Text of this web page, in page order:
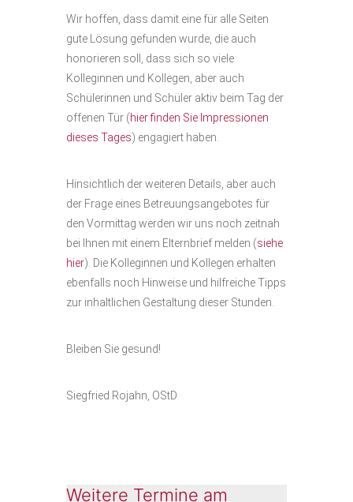
Wir hoffen, dass damit eine für alle Seiten
gute Lösung gefunden wurde, die auch
honorieren soll, dass sich so viele
Kolleginnen und Kollegen, aber auch
Schülerinnen und Schüler aktiv beim Tag der
offenen Tür (hier finden Sie Impressionen
dieses Tages) engagiert haben.
Hinsichtlich der weiteren Details, aber auch
der Frage eines Betreuungsangebotes für
den Vormittag werden wir uns noch zeitnah
bei Ihnen mit einem Elternbrief melden (siehe
hier). Die Kolleginnen und Kollegen erhalten
ebenfalls noch Hinweise und hilfreiche Tipps
zur inhaltlichen Gestaltung dieser Stunden.
Bleiben Sie gesund!
Siegfried Rojahn, OStD
Weitere Termine am